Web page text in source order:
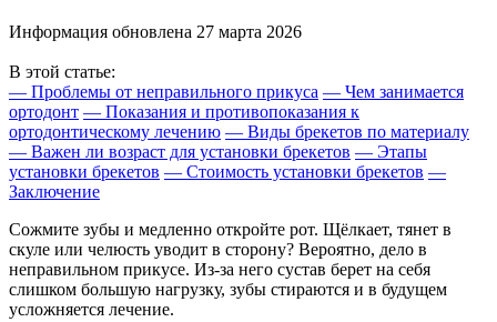
Информация обновлена 27 марта 2026
В этой статье:
— Проблемы от неправильного прикуса — Чем занимается
ортодонт — Показания и противопоказания к
ортодонтическому лечению — Виды брекетов по материалу
— Важен ли возраст для установки брекетов — Этапы
установки брекетов — Стоимость установки брекетов —
Заключение
Сожмите зубы и медленно откройте рот. Щёлкает, тянет в
скуле или челюсть уводит в сторону? Вероятно, дело в
неправильном прикусе. Из-за него сустав берет на себя
слишком большую нагрузку, зубы стираются и в будущем
усложняется лечение.